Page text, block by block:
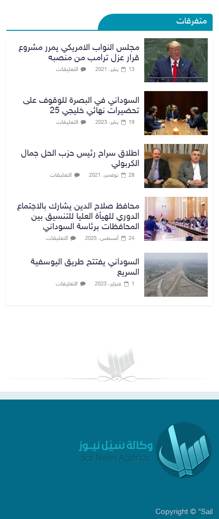
متفرقات
مجلس النواب الامريكي يمرر مشروع
قرار عزل ترامب من منصبه
13 يناير، 2021 التعليقات
السوداني في البصرة للوقوف على
تحضيرات نهائي خليجي 25
19 يناير، 2023 التعليقات
اطلاق سراح رئيس حزب الحل جمال
الكربولي
28 نوفمبر، 2021 التعليقات
محافظ صلاح الدين يشارك بالاجتماع
الدوري للهيأة العليا للتنسيق بين
المحافظات برئاسة السوداني
24 أغسطس، 2025 التعليقات
السوداني يفتتح طريق اليوسفية
السريع
1 فبراير، 2023 التعليقات
Copyright © "Sail